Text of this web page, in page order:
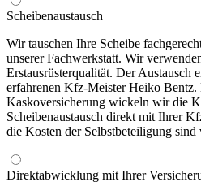
Scheibenaustausch
Wir tauschen Ihre Scheibe
unserer Fachwerkstatt. Wir
Erstausrüsterqualität. Der Austausch
erfahrenen Kfz-Meister Heiko Bentz.
Kaskoversicherung wickeln wir die
Scheibenaustausch direkt mit Ihrer
die Kosten der Selbstbeteiligung sind
Direktabwicklung mit Ihrer